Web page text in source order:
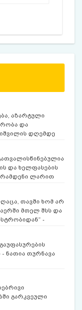
აზარტული
და
დღემდე
და ხელფასების
რამდენი ლარით
თავში ხომ არ
მთელ შსს და
-
ნათია თურნავა
გარკვეული